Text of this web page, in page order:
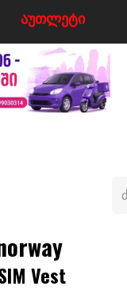
ა​​უ​​​​​​თლეტი
Vest